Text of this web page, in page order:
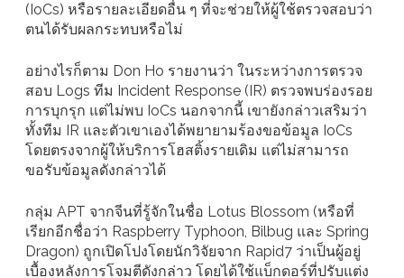
(IoCs) หรือรายละเอียดอื่น ๆ ที่จะช่วยให้ผู้ใช้ตรวจสอบว่า
ตนได้รับผลกระทบหรือไม่
อย่างไรก็ตาม Don Ho รายงานว่า ในระหว่างการตรวจ
สอบ Logs ทีม Incident Response (IR) ตรวจพบร่องรอย
การบุกรุก แต่ไม่พบ IoCs นอกจากนี้ เขายังกล่าวเสริมว่า
ทั้งทีม IR และตัวเขาเองได้พยายามร้องขอข้อมูล IoCs
โดยตรงจากผู้ให้บริการโฮสติ้งรายเดิม แต่ไม่สามารถ
ขอรับข้อมูลดังกล่าวได้
กลุ่ม APT จากจีนที่รู้จักในชื่อ Lotus Blossom (หรือที่
เรียกอีกชื่อว่า Raspberry Typhoon, Bilbug และ Spring
Dragon) ถูกเปิดโปงโดยนักวิจัยจาก Rapid7 ว่าเป็นผู้อยู่
เบื้องหลังการโจมตีดังกล่าว โดยได้ใช้แบ็กดอร์ที่ปรับแต่ง